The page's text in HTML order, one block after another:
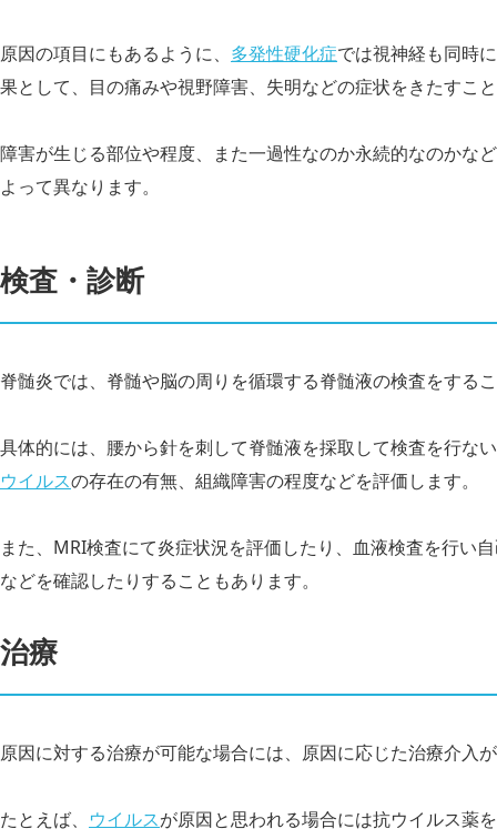
原因の項目にもあるように、 多発性硬化症では視神経も同時
果として、目の痛みや視野障害、失明などの症状をきたすこ
障害が生じる部位や程度、また一過性なのか永続的なのかな
よって異なります。
検査・診断
脊髄炎では、脊髄や脳の周りを循環する脊髄液の検査をする
具体的には、腰から針を刺して脊髄液を採取して検査を行な
ウイルスの存在の有無、組織障害の程度などを評価します。
また、MRI検査にて炎症状況を評価したり、血液検査を行い
などを確認したりすることもあります。
治療
原因に対する治療が可能な場合には、原因に応じた治療介入
たとえば、 ウイルスが原因と思われる場合には抗ウイルス薬